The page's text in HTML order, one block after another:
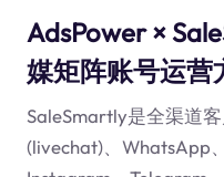
AdsPower ×
媒矩阵账号运营
SaleSmartly是全渠道
(livechat)、WhatsApp